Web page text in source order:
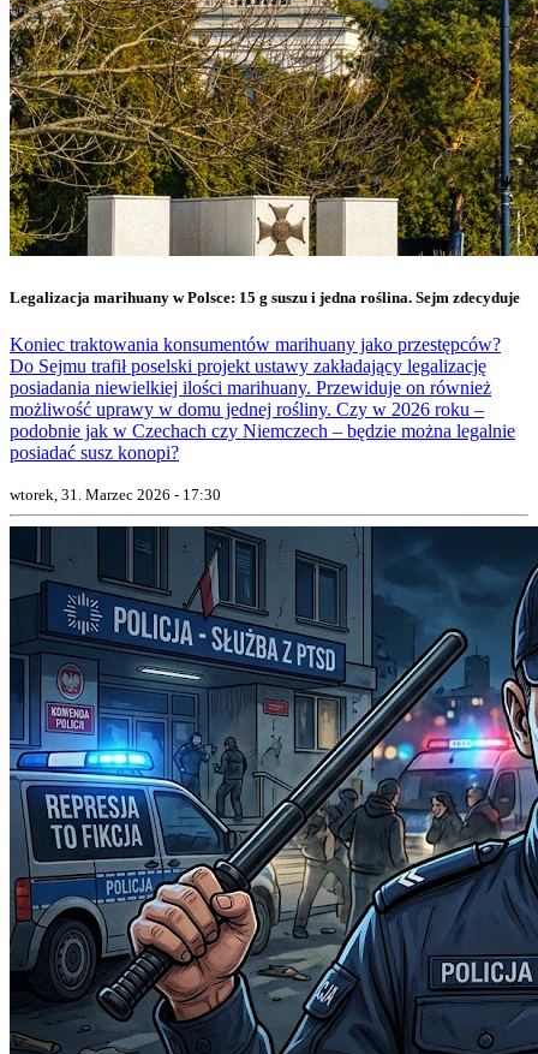
Legalizacja marihuany w Polsce: 15 g suszu i jedna roślina. Sejm zdecyduje
Koniec traktowania konsumentów marihuany jako przestępców?
Do Sejmu trafił poselski projekt ustawy zakładający legalizację
posiadania niewielkiej ilości marihuany. Przewiduje on również
możliwość uprawy w domu jednej rośliny. Czy w 2026 roku –
podobnie jak w Czechach czy Niemczech – będzie można legalnie
posiadać susz konopi?
wtorek, 31. Marzec 2026 - 17:30